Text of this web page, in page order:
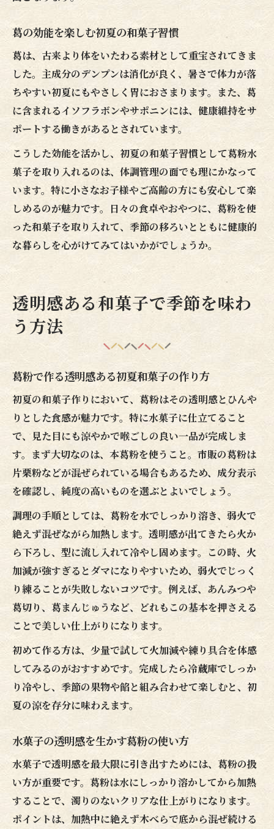
葛の効能を楽しむ初夏の和菓子習慣
葛は、古来より体をいたわる素材として重宝されてきま
した。主成分のデンプンは消化が良く、暑さで体力が落
ちやすい初夏にもやさしく胃におさまります。また、葛
に含まれるイソフラボンやサポニンには、健康維持をサ
ポートする働きがあるとされています。
こうした効能を活かし、初夏の和菓子習慣として葛粉水
菓子を取り入れるのは、体調管理の面でも理にかなって
います。特に小さなお子様やご高齢の方にも安心して楽
しめるのが魅力です。日々の食卓やおやつに、葛粉を使
った和菓子を取り入れて、季節の移ろいとともに健康的
な暮らしを心がけてみてはいかがでしょうか。
透明感ある和菓子で季節を味わ
う方法
葛粉で作る透明感ある初夏和菓子の作り方
初夏の和菓子作りにおいて、葛粉はその透明感とひんや
りとした食感が魅力です。特に水菓子に仕立てること
で、見た目にも涼やかで喉ごしの良い一品が完成しま
す。まず大切なのは、本葛粉を使うこと。市販の葛粉は
片栗粉などが混ぜられている場合もあるため、成分表示
を確認し、純度の高いものを選ぶとよいでしょう。
調理の手順としては、葛粉を水でしっかり溶き、弱火で
絶えず混ぜながら加熱します。透明感が出てきたら火か
ら下ろし、型に流し入れて冷やし固めます。この時、火
加減が強すぎるとダマになりやすいため、弱火でじっく
り練ることが失敗しないコツです。例えば、あんみつや
葛切り、葛まんじゅうなど、どれもこの基本を押さえる
ことで美しい仕上がりになります。
初めて作る方は、少量で試して火加減や練り具合を体感
してみるのがおすすめです。完成したら冷蔵庫でしっか
り冷やし、季節の果物や餡と組み合わせて楽しむと、初
夏の涼を存分に味わえます。
水菓子の透明感を生かす葛粉の使い方
水菓子で透明感を最大限に引き出すためには、葛粉の扱
い方が重要です。葛粉は水にしっかり溶かしてから加熱
することで、濁りのないクリアな仕上がりになります。
ポイントは、加熱中に絶えず木べらで底から混ぜ続ける